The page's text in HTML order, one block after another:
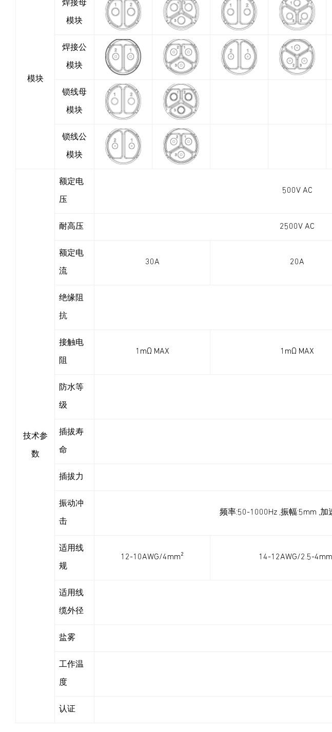
模块
焊接母
模块
焊接公
模块
锁线母
模块
锁线公
模块
技术参
数
额定电
压
500V AC
耐高压 2500V AC
额定电
流
30A 20A
绝缘阻
抗
接触电
阻
1mΩ MAX 1mΩ MAX
防水等
级
插拔寿
命
插拔力
振动冲
击
频率:50-1000Hz ,振幅:5mm ,
适用线
规
12-10AWG/4mm² 14-12AWG/2.5-
适用线
缆外径
盐雾
工作温
度
认证